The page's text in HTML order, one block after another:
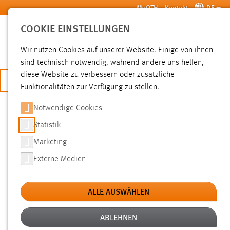
Zum Hauptinhalt springen MyOTH Kontakt DE
SUCHE
JETZT BEWERBEN
SUCHE
FILTER
Typ
Erstellungsdatum
COOKIE EINSTELLUNGEN
Wir nutzen Cookies auf unserer Website. Einige von ihnen
sind technisch notwendig, während andere uns helfen,
diese Website zu verbessern oder zusätzliche
Funktionalitäten zur Verfügung zu stellen.
Notwendige Cookies
Statistik
Marketing
Externe Medien
ALLE AUSWÄHLEN
ABLEHNEN